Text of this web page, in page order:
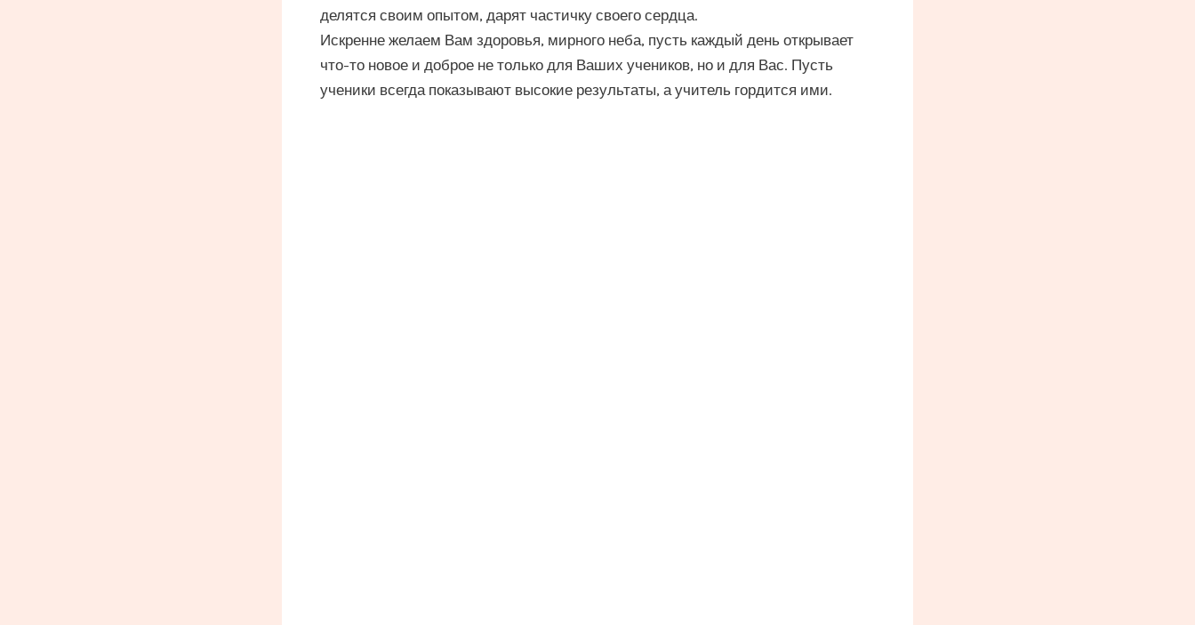
делятся своим опытом, дарят частичку своего сердца.
Искренне желаем Вам здоровья, мирного неба, пусть каждый день открывает
что-то новое и доброе не только для Ваших учеников, но и для Вас. Пусть
ученики всегда показывают высокие результаты, а учитель гордится ими.